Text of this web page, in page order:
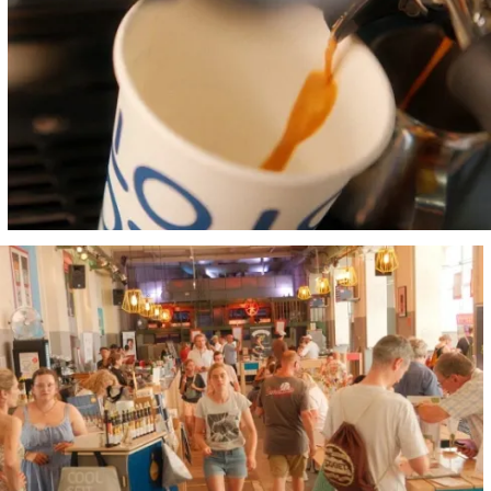
Größere
Bildversion
anzeigen